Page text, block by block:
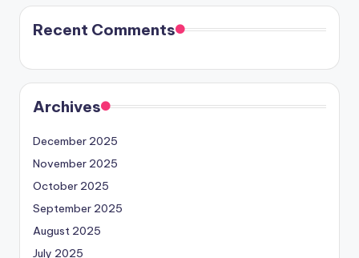
Recent Comments
Archives
December 2025
November 2025
October 2025
September 2025
August 2025
July 2025